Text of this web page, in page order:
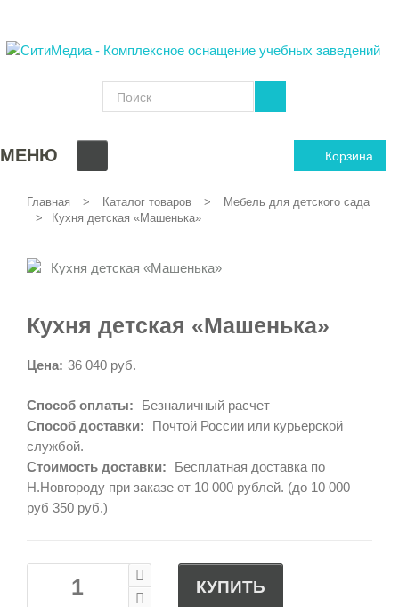
Корзина
МЕНЮ
Главная Каталог товаров
Мебель для детского сада
Кухня детская «Машенька»
Кухня детская «Машенька»
Цена: 36 040 руб.
Способ оплаты:
Безналичный расчет
Способ доставки:
Почтой России или курьерской
службой.
Стоимость доставки:
Бесплатная доставка по
Н.Новгороду при заказе от 10 000 рублей. (до 10 000
руб 350 руб.)
КУПИТЬ